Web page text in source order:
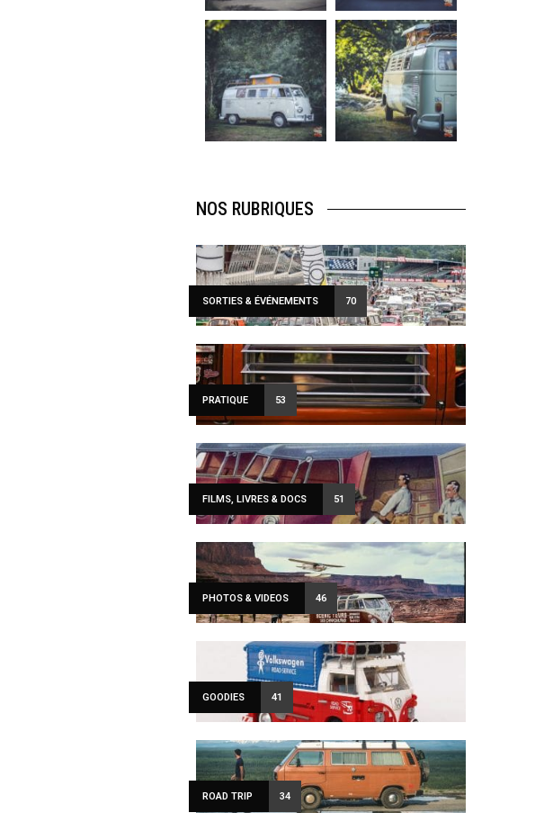
becombi
Août 10
120
0
becombi
Août 10
108
0
NOS RUBRIQUES
SORTIES & ÉVÉNEMENTS 70
PRATIQUE 53
FILMS, LIVRES & DOCS 51
PHOTOS & VIDEOS 46
GOODIES 41
ROAD TRIP 34